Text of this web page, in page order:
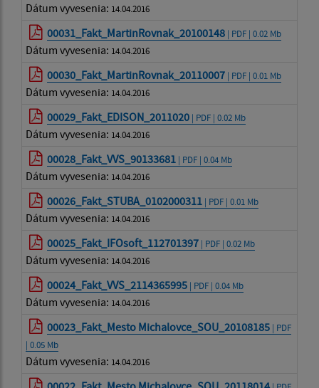
Dátum vyvesenia: 14.04.2016
00031_Fakt_MartinRovnak_20100148 | PDF | 0.02 Mb
Dátum vyvesenia: 14.04.2016
00030_Fakt_MartinRovnak_20110007 | PDF | 0.01 Mb
Dátum vyvesenia: 14.04.2016
00029_Fakt_EDISON_2011020 | PDF | 0.02 Mb
Dátum vyvesenia: 14.04.2016
00028_Fakt_VVS_90133681 | PDF | 0.04 Mb
Dátum vyvesenia: 14.04.2016
00026_Fakt_STUBA_0102000311 | PDF | 0.01 Mb
Dátum vyvesenia: 14.04.2016
00025_Fakt_IFOsoft_112701397 | PDF | 0.02 Mb
Dátum vyvesenia: 14.04.2016
00024_Fakt_VVS_2114365995 | PDF | 0.04 Mb
Dátum vyvesenia: 14.04.2016
00023_Fakt_Mesto Michalovce_SOU_20108185 | PDF
| 0.05 Mb
Dátum vyvesenia: 14.04.2016